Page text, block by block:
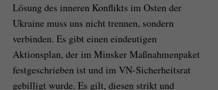
Lösung des inneren Konflikts im Osten der
Ukraine muss uns nicht trennen, sondern
verbinden. Es gibt einen eindeutigen
Aktionsplan, der im Minsker Maßnahmenpaket
festgeschrieben ist und im VN-Sicherheitsrat
gebilligt wurde. Es gilt, diesen strikt und